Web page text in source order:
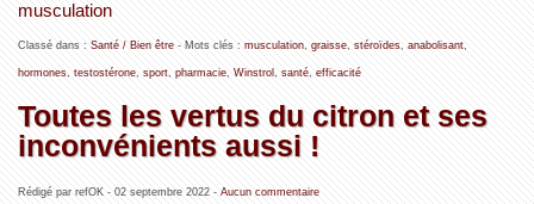
musculation
Classé dans : Santé / Bien être- Mots clés : musculation, graisse, stéroïdes, anabolisant,
hormones, testostérone, sport, pharmacie, Winstrol , santé, efficacité
Toutes les vertus du citron et ses
inconvénients aussi !
Rédigé par refOK - 02 septembre 2022- Aucun commentaire